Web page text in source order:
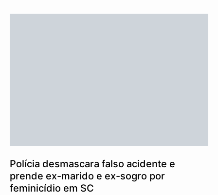
Polícia desmascara falso acidente e
prende ex-marido e ex-sogro por
feminicídio em SC